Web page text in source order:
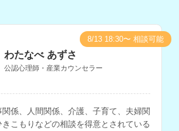
わたなべ あずさ
公認心理師・産業カウンセラー
係、人間関係、介護、子育て、夫婦関
こもりなどの相談を得意とされている
8/13 18:30〜 相談可能